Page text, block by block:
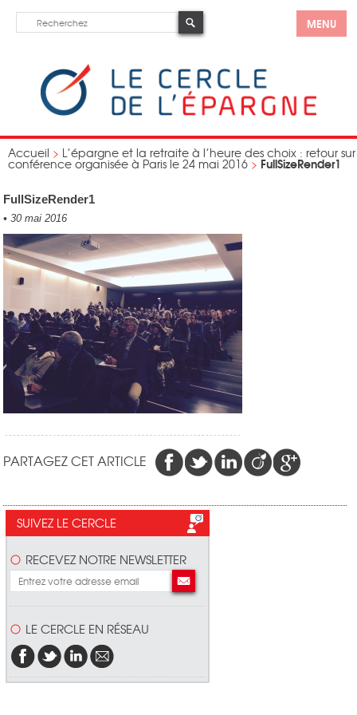
MENU
Accueil > L’épargne et la retraite à l’heure des choix : retour sur
conférence organisée à Paris le 24 mai 2016 > FullSizeRender1
FullSizeRender1
• 30 mai 2016
PARTAGEZ CET ARTICLE
SUIVEZ LE CERCLE
RECEVEZ NOTRE NEWSLETTER
LE CERCLE EN RÉSEAU